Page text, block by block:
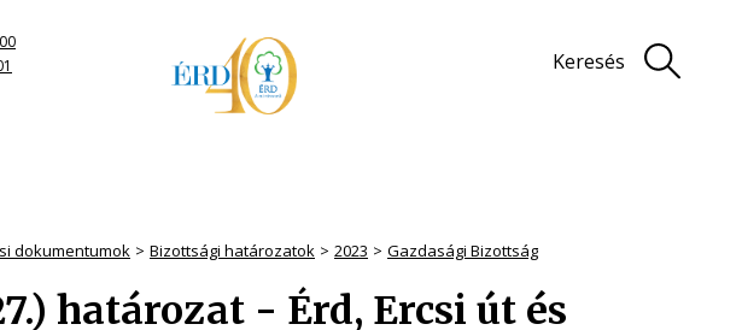
Keresés
dokumentumok Bizottsági határozatok 2023 Gazdasági Bizottság
határozat - Érd, Ercsi út és